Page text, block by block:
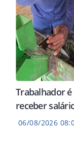
Trabalhador
receber
06/08/2026